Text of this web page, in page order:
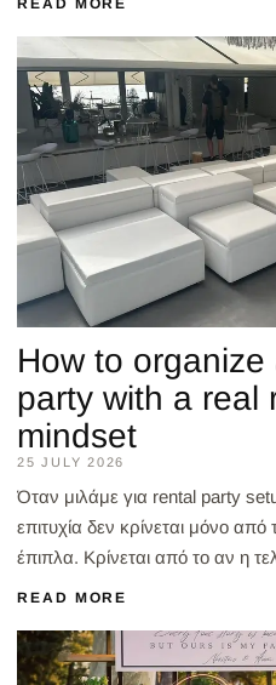
READ MORE
How to
party with a real
mindset
25 JULY 2026
Όταν μιλάμε για rental party
επιτυχία δεν κρίνεται μόνο
έπιπλα. Κρίνεται από το αν η
σωστά την εμπειρία του
READ MORE